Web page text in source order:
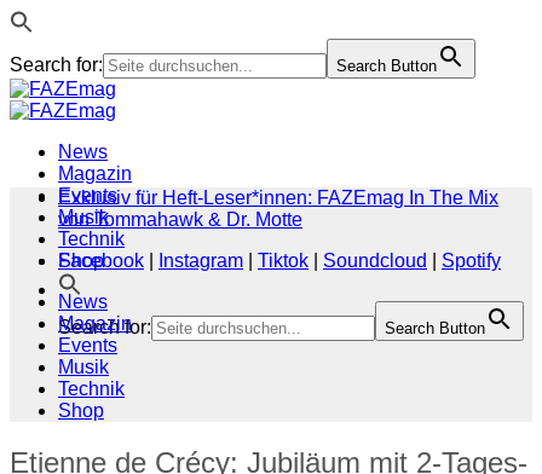
Search for: Search Button
Zum
Inhalt
News
Magazin
Events
Musik
Technik
Shop
Search for: Search Button
Exklusiv für Heft-Leser*innen: FAZEmag In The Mix
von Tommahawk & Dr. Motte
Facebook
Instagram Tiktok Soundcloud
Spotify
News
Magazin
Events
Musik
Technik
Shop
Etienne de Crécy: Jubiläum mit 2-Tages-